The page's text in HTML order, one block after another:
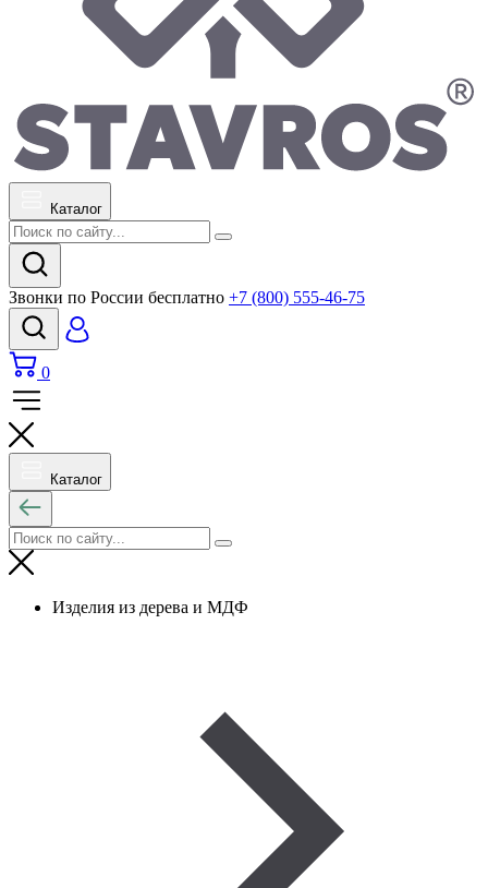
Каталог
Звонки по России бесплатно +7 (800) 555-46-75
0
Каталог
Изделия из дерева и МДФ